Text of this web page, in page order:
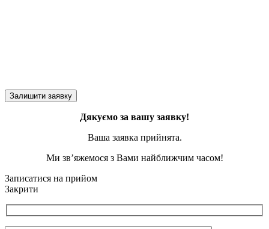
Дякуємо за вашу заявку!
Ваша заявка прийнята.
Ми зв’яжемося з Вами найближчим часом!
Записатися на прийом
Закрити